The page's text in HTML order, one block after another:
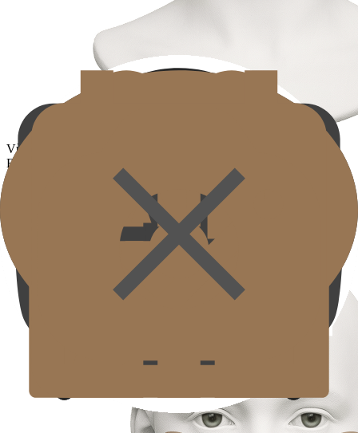
Vùng mắt
Eye area
Giảm nếp nhăn của lớp da mỏng, tăng đàn hồi vùng mắt để phục